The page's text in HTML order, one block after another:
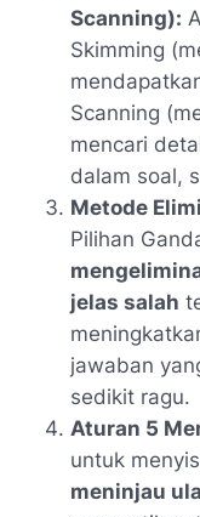
Scanning):
Skimming
Scanning
mencari
dalam soal,
Metode
Pilihan
jelas salah
jawaban
sedikit ragu.
Aturan 5
untuk
meninjau